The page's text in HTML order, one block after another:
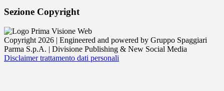
Sezione Copyright
Copyright 2026 | Engineered and powered by Gruppo Spaggiari
Parma S.p.A. | Divisione Publishing & New Social Media
Disclaimer trattamento dati personali